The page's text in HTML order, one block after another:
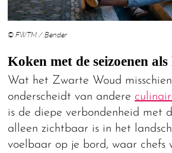
© FWTM / Bender
Koken met de seizoenen
Wat het Zwarte Woud
onderscheidt van andere
is de diepe verbondenheid met
alleen zichtbaar is in het
voelbaar op je bord, waar chefs